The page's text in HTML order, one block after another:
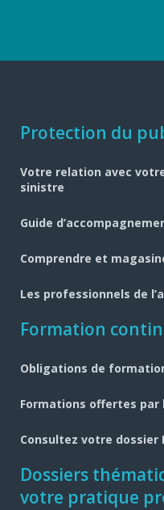
Navigation
pied
de
page
Protection du
Votre relation avec
sinistre
Guide
Comprendre et
Les professionnels de
Formation
Obligations de
Formations offertes par
Consultez votre dossier
Dossiers
votre pratique